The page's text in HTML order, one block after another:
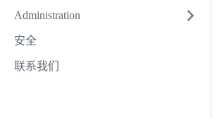
Administration
安全
联系我们